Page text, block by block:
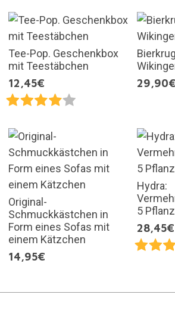
Tee-Pop. Geschenkbox
mit Teestäbchen
12,45€
29,90€
Original-
Schmuckkästchen in
Form eines Sofas mit
einem Kätzchen
14,95€
Hydra:
5
28,45€